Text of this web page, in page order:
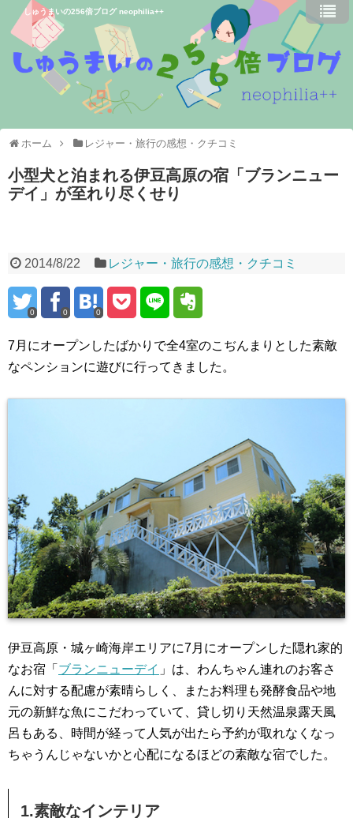
しゅうまいの256倍ブログ neophilia++
ホーム レジャー・旅行の感想・クチコミ
小型犬と泊まれる伊豆高原の宿「ブランニュー
デイ」が至れり尽くせり
2014/8/22 レジャー・旅行の感想・クチコミ
0 0 0
7月にオープンしたばかりで全4室のこぢんまりとした素敵
なペンションに遊びに行ってきました。
伊豆高原・城ヶ崎海岸エリアに7月にオープンした隠れ家的
なお宿「 ブランニューデイ 」は、わんちゃん連れのお客さ
んに対する配慮が素晴らしく、またお料理も発酵食品や地
元の新鮮な魚にこだわっていて、貸し切り天然温泉露天風
呂もある、時間が経って人気が出たら予約が取れなくなっ
ちゃうんじゃないかと心配になるほどの素敵な宿でした。
1.素敵なインテリア